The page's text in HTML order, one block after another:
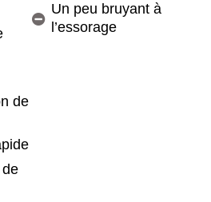
de
Un peu bruyant à
l’essorage